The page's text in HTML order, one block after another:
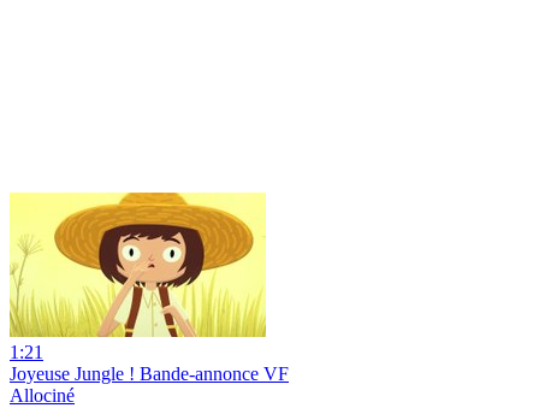
1:21
Joyeuse Jungle ! Bande-annonce VF
Allociné